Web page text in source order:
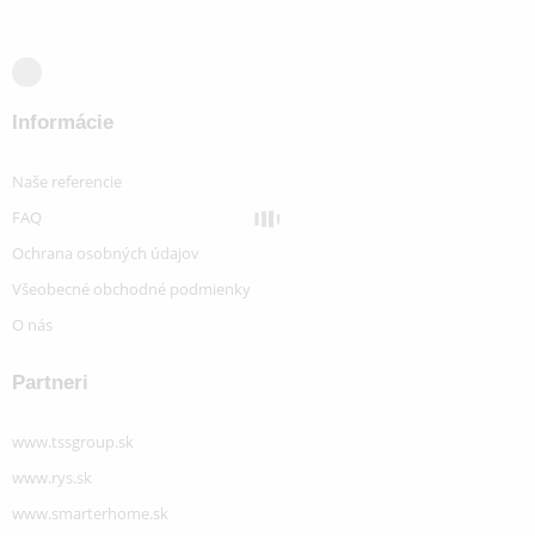
Informácie
Naše referencie
FAQ
Ochrana osobných údajov
Všeobecné obchodné podmienky
O nás
Partneri
www.tssgroup.sk
www.rys.sk
www.smarterhome.sk